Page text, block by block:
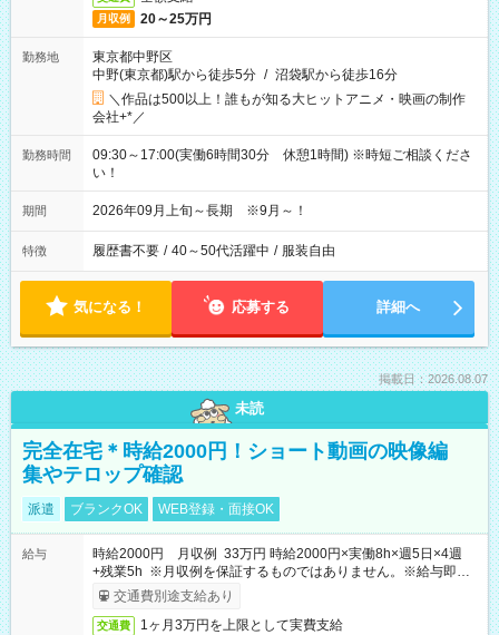
月収例 20～25万円
勤務地
東京都中野区
中野(東京都)駅から徒歩5分 / 沼袋駅から徒歩16分
＼作品は500以上！誰もが知る大ヒットアニメ・映画の制作
会社+*／
勤務時間
09:30～17:00(実働6時間30分 休憩1時間) ※時短ご相談くださ
い！
期間 2026年09月上旬～長期 ※9月～！
特徴 履歴書不要 / 40～50代活躍中 / 服装自由
気になる！ 応募する 詳細へ
掲載日：2026.08.07
未読
完全在宅＊時給2000円！ショート動画の映像編
集やテロップ確認
派遣 ブランクOK WEB登録・面接OK
給与
時給2000円 月収例 33万円 時給2000円×実働8h×週5日×4週
+残業5h ※月収例を保証するものではありません。※給与即受
取りサービス利用可（利用条件有）
交通費別途支給あり
交通費 1ヶ月3万円を上限として実費支給